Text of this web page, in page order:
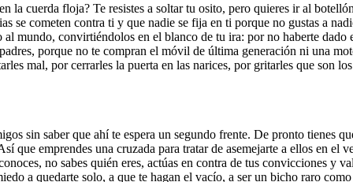
la cuerda floja? Te resistes a soltar tu osito, pero quieres ir al
se cometen contra ti y que nadie se fija en ti porque no gustas a
mundo, convirtiéndolos en el blanco de tu ira: por no haberte dado
porque no te compran el móvil de última generación ni una
mal, por cerrarles la puerta en las narices, por gritarles que son
sin saber que ahí te espera un segundo frente. De pronto tienes
que emprendes una cruzada para tratar de asemejarte a ellos en
no sabes quién eres, actúas en contra de tus convicciones y
a quedarte solo, a que te hagan el vacío, a ser un bicho raro